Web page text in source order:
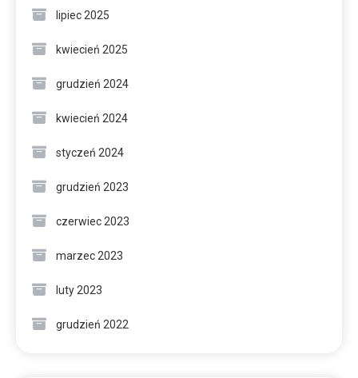
lipiec 2025
kwiecień 2025
grudzień 2024
kwiecień 2024
styczeń 2024
grudzień 2023
czerwiec 2023
marzec 2023
luty 2023
grudzień 2022